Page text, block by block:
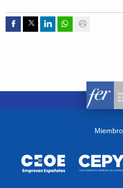
Compartir por Facebook
Compartir por Twitter
Compartir por
Compartir por
Imprimir